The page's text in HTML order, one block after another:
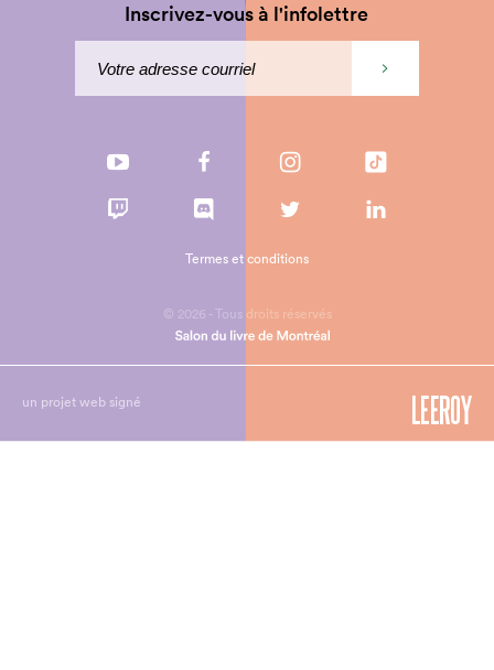
Inscrivez-vous à l'infolettre
© 2026 - Tous droits réservés
Termes et conditions
un projet web signé